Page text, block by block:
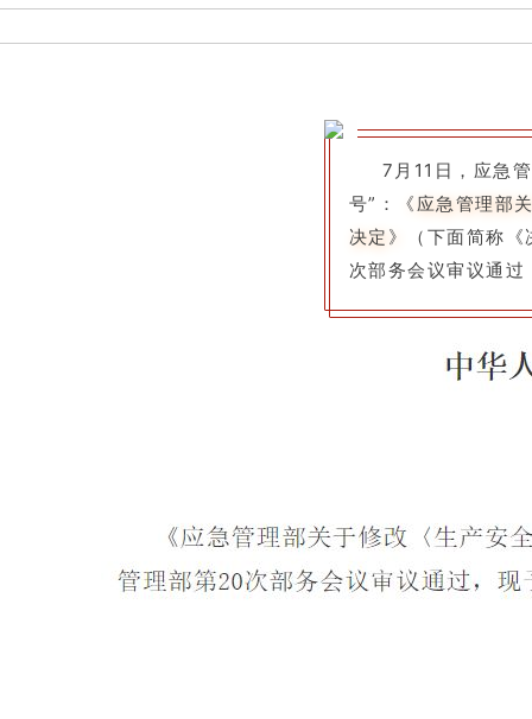
7月11日，应急
号”：
《应急管理部
决定》
（下面简称
次部务会议审议通过